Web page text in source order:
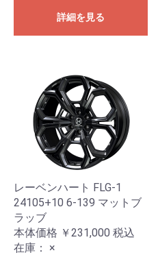
詳細を見る
レーベンハート FLG-1
24105+10 6-139 マットブ
ラッブ
本体価格 ￥231,000 税込
在庫： ×